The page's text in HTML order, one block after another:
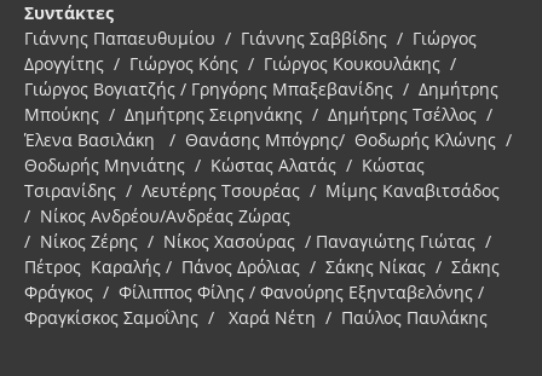
Συντάκτες
Γιάννης Παπαευθυμίου / Γιάννης Σαββίδης / Γιώργος
Δρογγίτης / Γιώργος Κόης / Γιώργος Κουκουλάκης /
Γιώργος Βογιατζής / Γρηγόρης Μπαξεβανίδης / Δημήτρης
Μπούκης / Δημήτρης Σειρηνάκης / Δημήτρης Τσέλλος /
Έλενα Βασιλάκη / Θανάσης Μπόγρης/ Θοδωρής Κλώνης /
Θοδωρής Μηνιάτης / Κώστας Αλατάς / Κώστας
Τσιρανίδης / Λευτέρης Τσουρέας / Μίμης Καναβιτσάδος
/ Νίκος Ανδρέου/Ανδρέας Ζώρας
/ Νίκος Ζέρης / Νίκος Χασούρας / Παναγιώτης Γιώτας /
Πέτρος Καραλής / Πάνος Δρόλιας / Σάκης Νίκας / Σάκης
Φράγκος / Φίλιππος Φίλης / Φανούρης Εξηνταβελόνης /
Φραγκίσκος Σαμοΐλης / Χαρά Νέτη / Παύλος Παυλάκης